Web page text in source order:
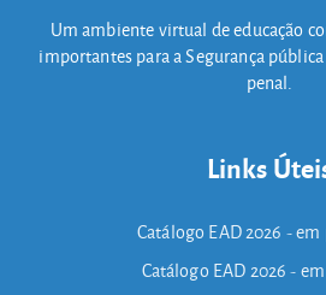
Um ambiente virtual de educação
importantes para a Segurança
penal.
Links
Catálogo EAD 2026 -
Catálogo EAD 2026 -